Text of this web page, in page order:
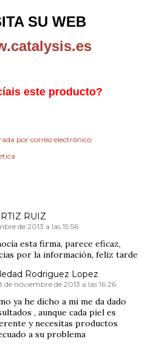
SU WEB
este producto?
por correo electrónico
RUIZ
de 2013 a las 15:56
esta firma, parece eficaz,
por la información, feliz tarde
Rodriguez Lopez
de noviembre de 2013 a las 16:26
ya he dicho a mi me da dado
, aunque cada piel es
y necesitas productos
a su problema